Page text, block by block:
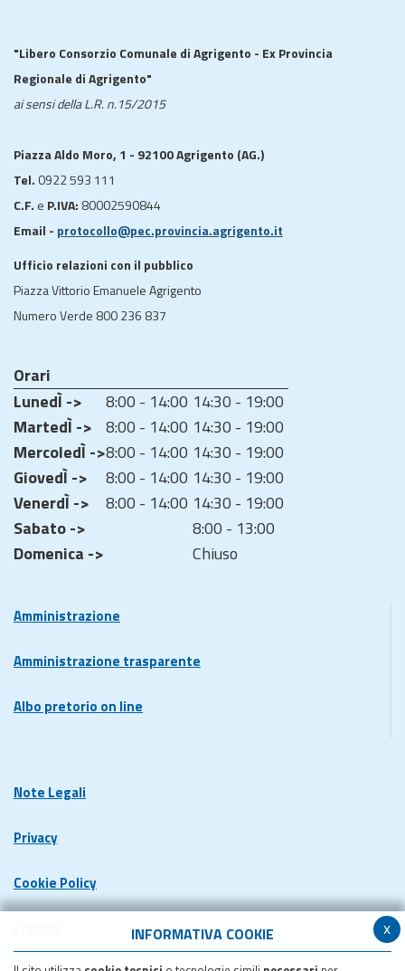
x
INFORMATIVA COOKIE
"Libero Consorzio Comunale di Agrigento - Ex Provincia
Regionale di Agrigento"
ai sensi della L.R. n.15/2015
Piazza Aldo Moro, 1 - 92100 Agrigento (AG.)
Tel. 0922 593 111
C.F. e P.IVA: 80002590844
Email - protocollo@pec.provincia.agrigento.it
Ufficio relazioni con il pubblico
Piazza Vittorio Emanuele Agrigento
Numero Verde 800 236 837
Orari
LunedÌ ->
8:00 - 14:00 14:30 - 19:00
MartedÌ -> 8:00 - 14:00 14:30 - 19:00
MercoledÌ ->8:00 - 14:00 14:30 - 19:00
GiovedÌ ->
8:00 - 14:00 14:30 - 19:00
VenerdÌ ->
8:00 - 14:00 14:30 - 19:00
Sabato ->
8:00 - 13:00
Domenica ->
Chiuso
Amministrazione
Amministrazione trasparente
Albo pretorio on line
Note Legali
Privacy
Cookie Policy